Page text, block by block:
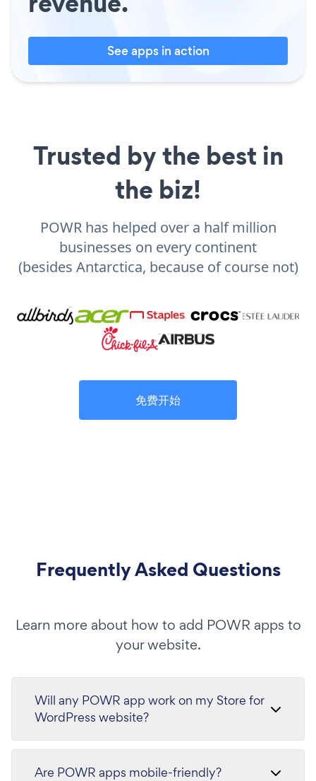
See apps in action
Trusted by the best in
the biz!
POWR has helped over a half million
businesses on every continent
(besides Antarctica, because of course not)
免费开始
Frequently Asked Questions
Learn more about how to add POWR apps to
your website.
Will any POWR app work on my Store for
WordPress website?
Are POWR apps mobile-friendly?